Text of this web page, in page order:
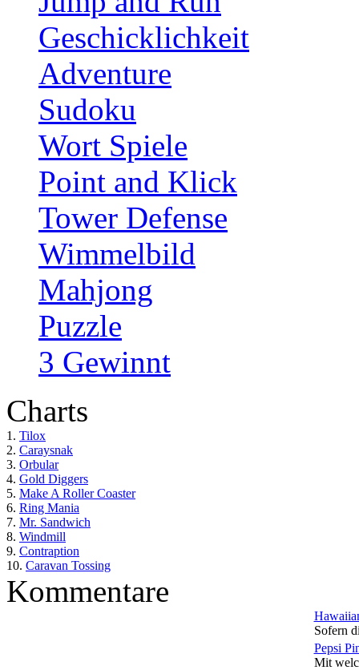
Geschicklichkeit
Adventure
Sudoku
Wort Spiele
Point and Klick
Tower Defense
Wimmelbild
Mahjong
Puzzle
3 Gewinnt
Charts
1. Tilox
2. Caraysnak
3. Orbular
4. Gold Diggers
5. Make A Roller Coaster
6. Ring Mania
7. Mr. Sandwich
8. Windmill
9. Contraption
10. Caravan Tossing
Kommentare
Sofern
Pepsi
Mit